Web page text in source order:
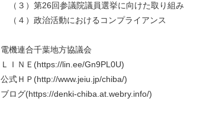
（３）第26回参議院議員選挙に向けた取り組み
（４）政治活動におけるコンプライアンス
電機連合千葉地方協議会
ＬＩＮＥ(https://lin.ee/Gn9PL0U)
公式ＨＰ(http://www.jeiu.jp/chiba/)
ブログ(https://denki-chiba.at.webry.info/)